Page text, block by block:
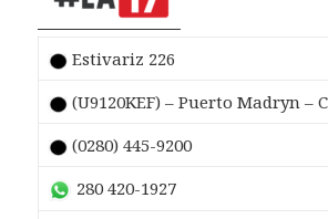
Estivariz 226
(U9120KEF) – Puerto Madryn –
(0280) 445-9200
280 420-1927